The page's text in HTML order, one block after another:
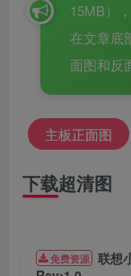
15MB）
在文章底
面图和反
主板正面图
下载超清图
免费资源 联想